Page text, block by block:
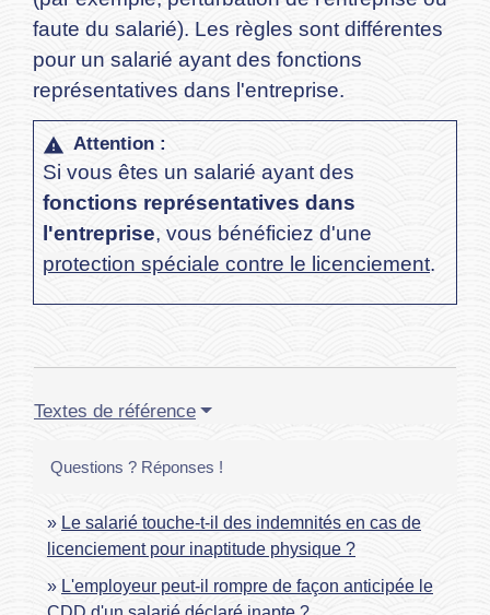
faute du salarié). Les règles sont différentes
pour un salarié ayant des fonctions
représentatives dans l'entreprise.
warning Attention :
Si vous êtes un salarié ayant des
fonctions représentatives dans
l'entreprise, vous bénéficiez d'une
protection spéciale contre le licenciement.
Textes de référence
Questions ? Réponses !
Le salarié touche-t-il des indemnités en cas de
licenciement pour inaptitude physique ?
L'employeur peut-il rompre de façon anticipée le